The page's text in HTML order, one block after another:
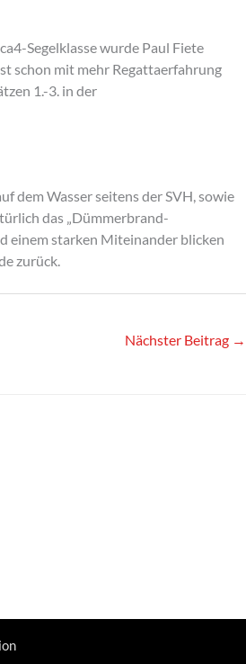
Segelklasse wurde Paul Fiete
schon mit mehr Regattaerfahrung
1.-3. in der
dem Wasser seitens der SVH, sowie
das „Dümmerbrand-
einem starken Miteinander blicken
zurück.
Nächster Beitrag →